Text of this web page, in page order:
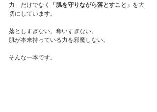
力」だけでなく
「肌を守りながら落とすこと」 を大
切にしています。
落としすぎない。奪いすぎない。
肌が本来持っている力を邪魔しない。
そんな一本です。